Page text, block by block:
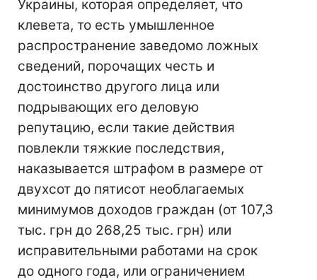
Украины, которая определяет, что
клевета, то есть умышленное
распространение заведомо ложных
сведений, порочащих честь и
достоинство другого лица или
подрывающих его деловую
репутацию, если такие действия
повлекли тяжкие последствия,
наказывается штрафом в размере от
двухсот до пятисот необлагаемых
минимумов доходов граждан (от 107,3
тыс. грн до 268,25 тыс. грн) или
исправительными работами на срок
до одного года, или ограничением